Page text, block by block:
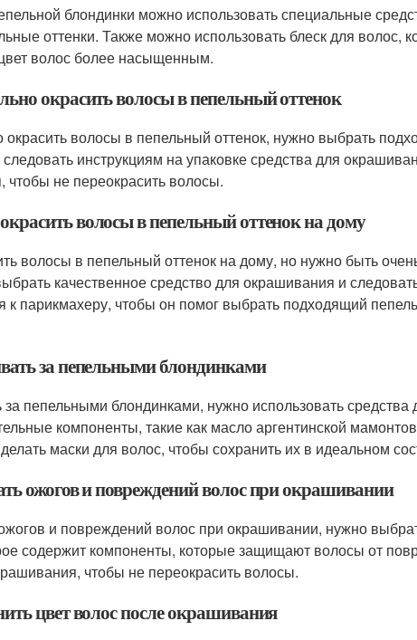
блондинки можно использовать специальные
оттенки. Также можно использовать блеск для волос,
волос более насыщенным.
окрасить волосы в пепельный оттенок
волосы в пепельный оттенок, нужно выбрать
инструкциям на упаковке средства для
не переокрасить волосы.
волосы в пепельный оттенок на дому
волосы в пепельный оттенок на дому, но нужно быть
качественное средство для окрашивания и
к парикмахеру, чтобы он помог выбрать подходящий
за пепельными блондинками
пепельными блондинками, нужно использовать средства
компоненты, такие как масло аргентинской
маски для волос, чтобы сохранить их в идеальном
ожогов и повреждений волос при окрашивании
и повреждений волос при окрашивании, нужно
содержит компоненты, которые защищают волосы от
чтобы не переокрасить волосы.
цвет волос после окрашивания